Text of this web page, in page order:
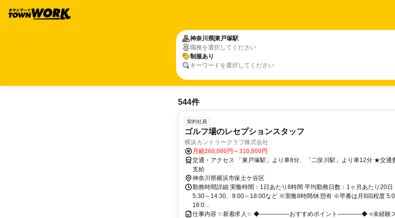
神奈川県東戸塚駅
職種を選択してください
制服あり
キーワードを選択してください
544件
契約社員
ゴルフ場のレセプションスタッフ
横浜カントリークラブ株式会社
月給260,000円～310,000円
交通・アクセス 「東戸塚駅」より車8分、「二俣川駅」より車12分 ★交通
支給
神奈川県横浜市保土ケ谷区
勤務時間詳細 実働時間：1日あたり8時間 平均勤務日数：1ヶ月あたり20日
5:30～14:30、9:00～18:00など ※実働8時間/休憩有 ※早番は月8回程度
18:0...
仕事内容 ✨新着求人✨ ◆―――――おすすめポイント――――◆ ⭐未経験ス